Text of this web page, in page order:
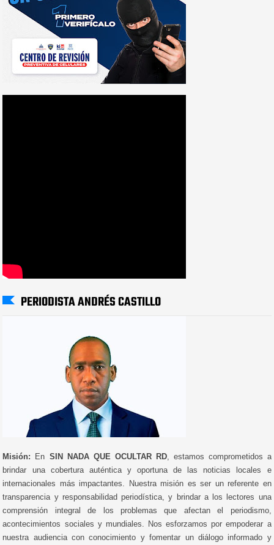
PERIODISTA ANDRÉS CASTILLO
Misión: En SIN NADA QUE OCULTAR RD, estamos comprometidos a
brindar una cobertura auténtica y oportuna de las noticias locales e
internacionales más impactantes. Nuestra misión es ser un referente en
transparencia y responsabilidad periodística, y brindar a los lectores una
comprensión integral de los problemas que afectan el periodismo,
acontecimientos sociales y mundiales. Nos esforzamos por empoderar a
nuestra audiencia con conocimiento y fomentar un diálogo informado y